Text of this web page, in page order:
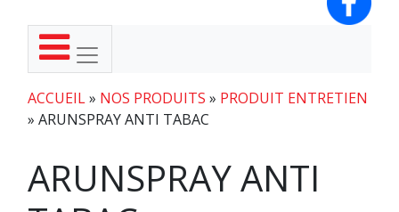
ACCUEIL» NOS PRODUITS » PRODUIT ENTRETIEN
» ARUNSPRAY ANTI TABAC
ARUNSPRAY ANTI